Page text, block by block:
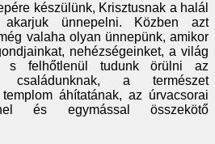
készülünk, Krisztusnak a halál
akarjuk ünnepelni. Közben azt
valaha olyan ünnepünk, amikor
nehézségeinket, a világ
s felhőtlenül tudunk örülni az
családunknak, a természet
áhítatának, az úrvacsorai
és egymással összekötő